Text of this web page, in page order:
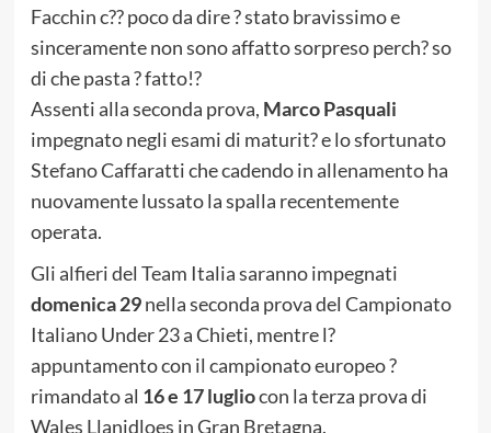
Facchin c?? poco da dire ? stato bravissimo e
sinceramente non sono affatto sorpreso perch? so
di che pasta ? fatto!?
Assenti alla seconda prova, Marco Pasquali
impegnato negli esami di maturit? e lo sfortunato
Stefano Caffaratti che cadendo in allenamento ha
nuovamente lussato la spalla recentemente
operata.
Gli alfieri del Team Italia saranno impegnati
domenica 29nella seconda prova del Campionato
Italiano Under 23 a Chieti, mentre l?
appuntamento con il campionato europeo ?
rimandato al 16 e 17 lugliocon la terza prova di
Wales Llanidloes in Gran Bretagna.